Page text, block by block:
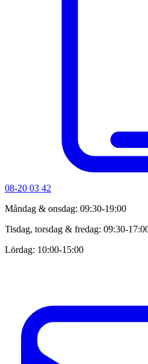
08-20 03 42
Måndag & onsdag: 09:30-19:00
Tisdag, torsdag & fredag: 09:30-
Lördag: 10:00-15:00